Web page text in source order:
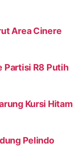
Area Cinere
Partisi R8 Putih
Kursi Hitam
Pelindo